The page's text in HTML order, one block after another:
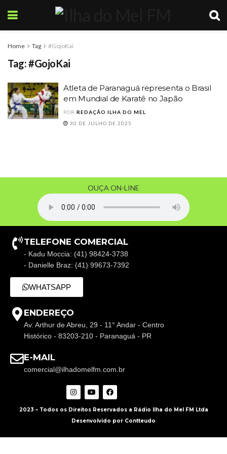
Home Tag #GojoKai
Tag:#GojoKai
Atleta de Paranaguá representa o Brasil
em Mundial de Karatê no Japão
POR REDAÇÃO ILHA DO MEL
30 DE JULHO DE 2025
OUÇA ON-LINE
TELEFONE COMERCIAL
- Kadu Moccia: (41) 98424-3738
- Danielle Braz: (41) 99673-7392
WHATSAPP
ENDEREÇO
Av. Arthur de Abreu, 29 - 11° Andar - Centro
Histórico - 83203-210 - Paranaguá - PR
E-MAIL
comercial@ilhadomelfm.com.br
2023 – Todos os Direitos Reservados a Rádio Ilha do Mel FM Ltda
Desenvolvido por Contteudo